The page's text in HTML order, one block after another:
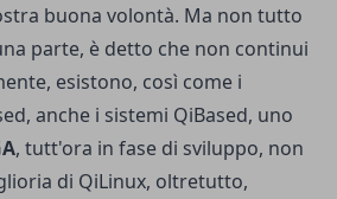
buona volontà. Ma non tutto
parte, è detto che non continui
esistono, così come i
anche i sistemi QiBased, uno
, tutt'ora in fase di sviluppo, non
di QiLinux, oltretutto,